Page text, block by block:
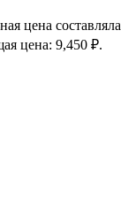
цена составляла
цена: 9,450 ₽.